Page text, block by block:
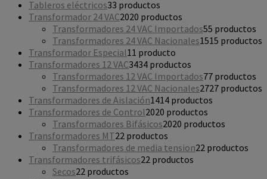
Tableros eléctricos33 productos
Transformador 24 VAC2020 productos
Transformadores 24 VAC Importados55 productos
Transformadores 24 VAC Nacionales1515 productos
Transformador Especial11 producto
Transformadores 12 VAC3434 productos
Transformadores 12 VAC Importados77 productos
Transformadores 12 VAC Nacionales2727 productos
Transformadores de Aislación1414 productos
Transformadores de Control2020 productos
Transformadores Bifásicos2020 productos
Transformadores MT22 productos
Transformadores de media tension22 productos
Transformadores trifásicos22 productos
Secos22 productos